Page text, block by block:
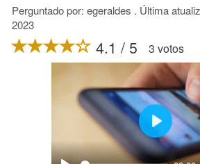
Perguntado por: egeraldes . Última
2023
4.1 / 5 3 votos
Play